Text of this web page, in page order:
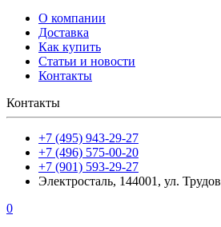
О компании
Доставка
Как купить
Статьи и новости
Контакты
Контакты
+7 (495) 943-29-27
+7 (496) 575-00-20
+7 (901) 593-29-27
Электросталь, 144001, ул.
0